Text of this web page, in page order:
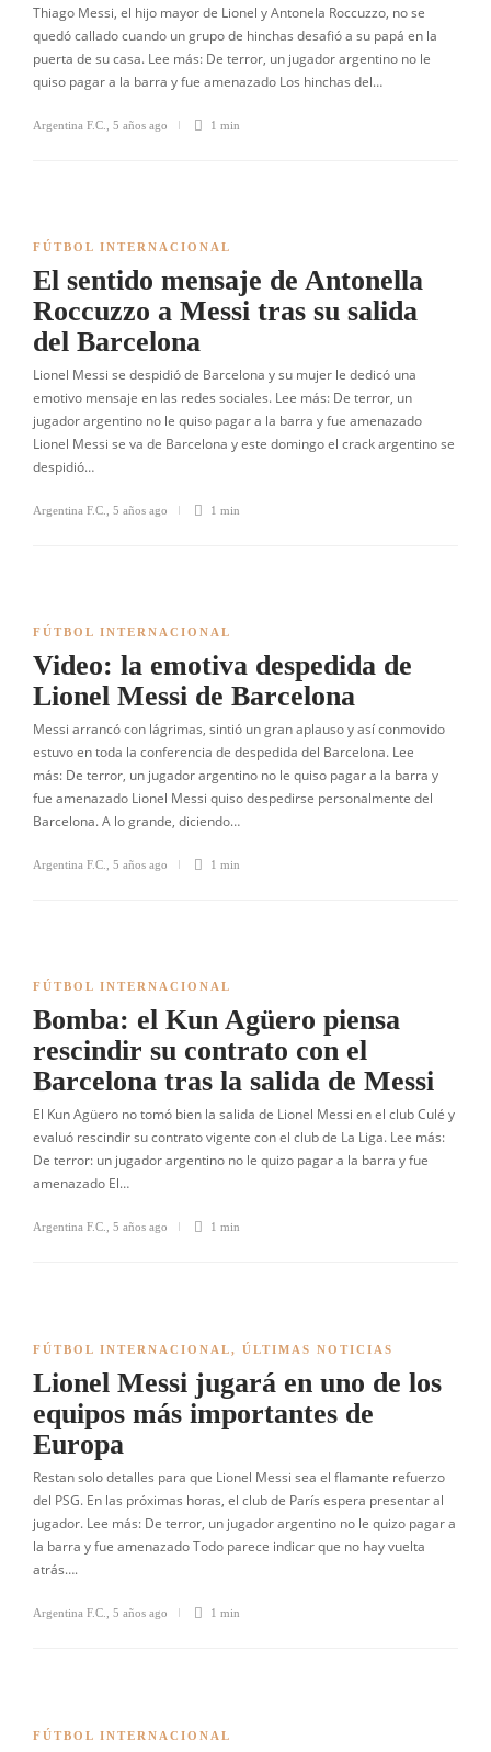
Thiago Messi, el hijo mayor de Lionel y Antonela Roccuzzo, no se
quedó callado cuando un grupo de hinchas desafió a su papá en la
puerta de su casa. Lee más: De terror, un jugador argentino no le
quiso pagar a la barra y fue amenazado Los hinchas del…
Argentina F.C. 5 años ago 1 min
FÚTBOL INTERNACIONAL
El sentido mensaje de Antonella
Roccuzzo a Messi tras su salida
del Barcelona
Lionel Messi se despidió de Barcelona y su mujer le dedicó una
emotivo mensaje en las redes sociales. Lee más: De terror, un
jugador argentino no le quiso pagar a la barra y fue amenazado
Lionel Messi se va de Barcelona y este domingo el crack argentino se
despidió…
Argentina F.C. 5 años ago 1 min
FÚTBOL INTERNACIONAL
Video: la emotiva despedida de
Lionel Messi de Barcelona
Messi arrancó con lágrimas, sintió un gran aplauso y así conmovido
estuvo en toda la conferencia de despedida del Barcelona. Lee
más: De terror, un jugador argentino no le quiso pagar a la barra y
fue amenazado Lionel Messi quiso despedirse personalmente del
Barcelona. A lo grande, diciendo…
Argentina F.C. 5 años ago 1 min
FÚTBOL INTERNACIONAL
Bomba: el Kun Agüero piensa
rescindir su contrato con el
Barcelona tras la salida de Messi
El Kun Agüero no tomó bien la salida de Lionel Messi en el club Culé y
evaluó rescindir su contrato vigente con el club de La Liga. Lee más:
De terror: un jugador argentino no le quizo pagar a la barra y fue
amenazado El…
Argentina F.C. 5 años ago 1 min
FÚTBOL INTERNACIONAL, ÚLTIMAS NOTICIAS
Lionel Messi jugará en uno de los
equipos más importantes de
Europa
Restan solo detalles para que Lionel Messi sea el flamante refuerzo
del PSG. En las próximas horas, el club de París espera presentar al
jugador. Lee más: De terror, un jugador argentino no le quizo pagar a
la barra y fue amenazado Todo parece indicar que no hay vuelta
atrás….
Argentina F.C. 5 años ago 1 min
FÚTBOL INTERNACIONAL